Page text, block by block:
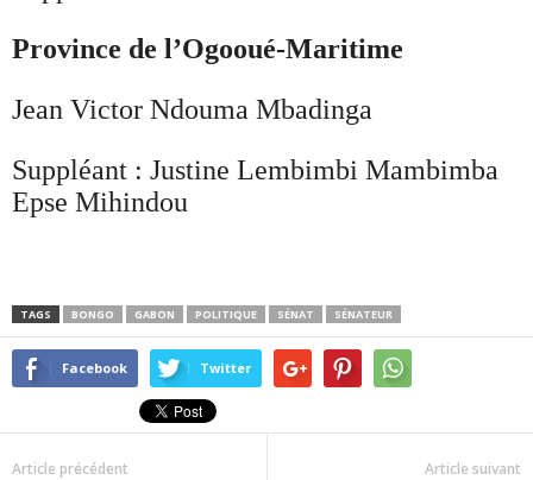
Province de l’Ogooué-Maritime
Jean Victor Ndouma Mbadinga
Suppléant : Justine Lembimbi Mambimba
Epse Mihindou
TAGS BONGO GABON POLITIQUE SÉNAT SÉNATEUR
Facebook Twitter
Article précédent Article suivant